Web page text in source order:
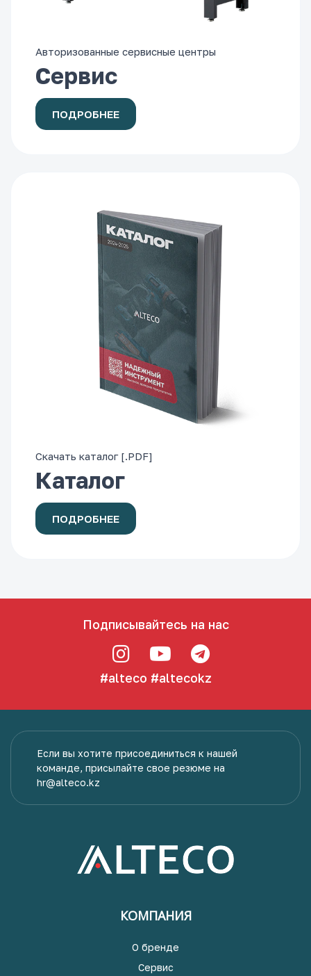
Авторизованные сервисные центры
Сервис
ПОДРОБНЕЕ
Скачать каталог [.PDF]
Каталог
ПОДРОБНЕЕ
Подписывайтесь на нас
#alteco #altecokz
Если вы хотите присоединиться к нашей
команде, присылайте свое резюме на
hr@alteco.kz
КОМПАНИЯ
О бренде
Сервис